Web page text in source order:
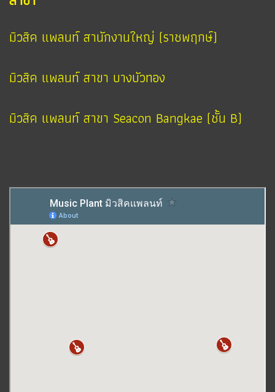
มิวสิค แพลนท์ สานักงานใหญ่ (ราชพฤกษ์)
มิวสิค แพลนท์ สาขา บางบัวทอง
มิวสิค แพลนท์ สาขา Seacon Bangkae (ชั้น B)